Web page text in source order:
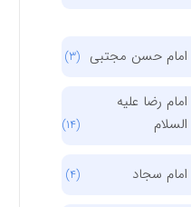
امام حسن مجتبی (3)
امام رضا علیه
السلام
امام سجاد